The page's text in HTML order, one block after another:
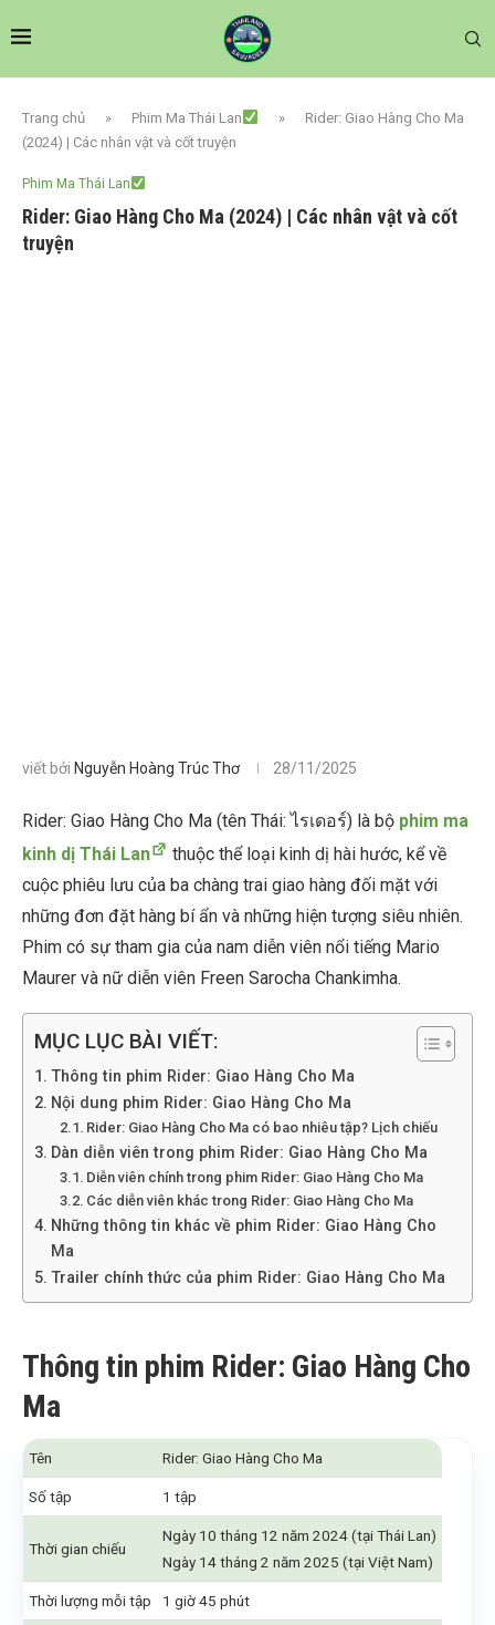
Trang chủ » Phim Ma Thái Lan »
Rider: Giao Hàng Cho Ma
(2024) | Các nhân vật và cốt truyện
Phim Ma Thái Lan
Rider: Giao Hàng Cho Ma (2024) | Các nhân vật và cốt
truyện
viết bởi Nguyễn Hoàng Trúc Thơ 28/11/2025
Rider: Giao Hàng Cho Ma (tên Thái: ไรเดอร์) là bộ phim ma
kinh dị Thái Lan
thuộc thể loại kinh dị hài hước, kể về
cuộc phiêu lưu của ba chàng trai giao hàng đối mặt với
những đơn đặt hàng bí ẩn và những hiện tượng siêu nhiên.
Phim có sự tham gia của nam diễn viên nổi tiếng Mario
Maurer và nữ diễn viên Freen Sarocha Chankimha.
MỤC LỤC BÀI VIẾT:
Thông tin phim Rider: Giao Hàng Cho Ma
Nội dung phim Rider: Giao Hàng Cho Ma
Rider: Giao Hàng Cho Ma có bao nhiêu tập? Lịch chiếu
Dàn diễn viên trong phim Rider: Giao Hàng Cho Ma
Diễn viên chính trong phim Rider: Giao Hàng Cho Ma
Các diễn viên khác trong Rider: Giao Hàng Cho Ma
Những thông tin khác về phim Rider: Giao Hàng Cho
Ma
Trailer chính thức của phim Rider: Giao Hàng Cho Ma
Thông tin phim Rider: Giao Hàng Cho
Ma
Tên Rider: Giao Hàng Cho Ma
Số tập 1 tập
Thời gian chiếu
Ngày 10 tháng 12 năm 2024 (tại Thái Lan)
Ngày 14 tháng 2 năm 2025 (tại Việt Nam)
Thời lượng mỗi tập 1 giờ 45 phút